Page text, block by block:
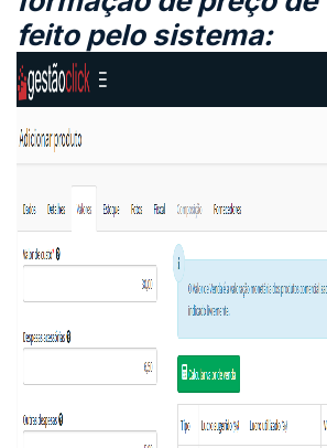
feito pelo sistema: